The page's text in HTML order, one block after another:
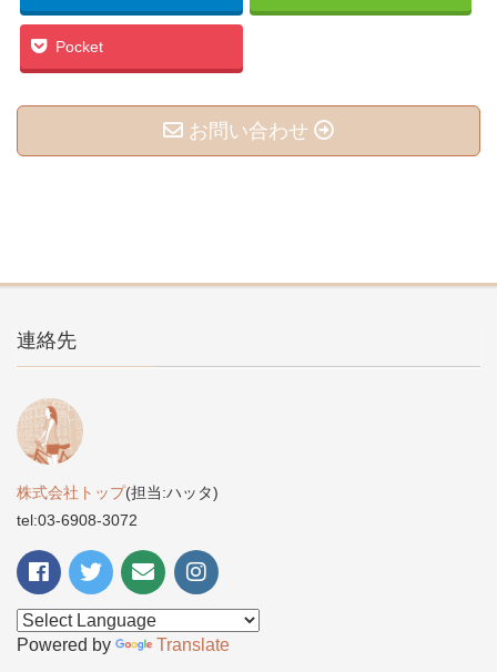
Pocket
お問い合わせ
連絡先
株式会社トップ(担当:ハッタ)
tel:03-6908-3072
Powered by Translate